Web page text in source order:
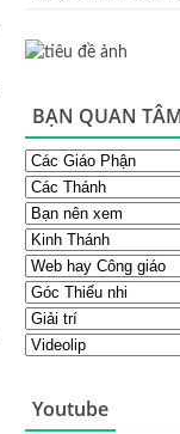
BẠN QUAN
Youtube